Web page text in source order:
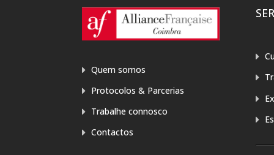
Quem somos
Protocolos & Parcerias
Trabalhe connosco
Contactos